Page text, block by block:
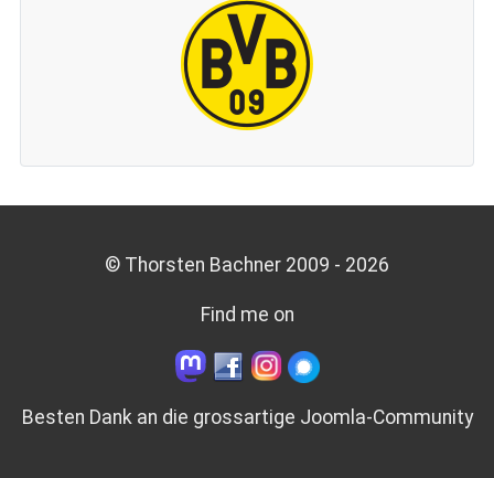
© Thorsten Bachner 2009 - 2026
Find me on
Besten Dank an die grossartige Joomla-Community